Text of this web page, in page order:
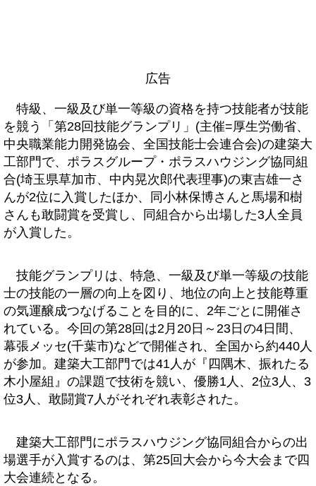
広告
特級、一級及び単一等級の資格を持つ技能者が技能
を競う「第28回技能グランプリ」(主催=厚生労働省、
中央職業能力開発協会、全国技能士会連合会)の建築大
工部門で、ポラスグループ・ポラスハウジング協同組
合(埼玉県草加市、中内晃次郎代表理事)の東吉雄一さ
んが2位に入賞したほか、同小林保博さんと馬場和樹
さんも敢闘賞を受賞し、同組合から出場した3人全員
が入賞した。
技能グランプリは、特急、一級及び単一等級の技能
士の技能の一層の向上を図り、地位の向上と技能尊重
の気運醸成つなげることを目的に、2年ごとに開催さ
れている。今回の第28回は2月20日～23日の4日間、
幕張メッセ(千葉市)などで開催され、全国から約440人
が参加。建築大工部門では41人が『四隅木、振れたる
木小屋組』の課題で技術を競い、優勝1人、2位3人、3
位3人、敢闘賞7人がそれぞれ表彰された。
建築大工部門にポラスハウジング協同組合からの出
場選手が入賞するのは、第25回大会から今大会まで四
大会連続となる。